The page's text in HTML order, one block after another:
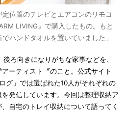
定位置のテレビとエアコンのリモコ
LIVING』で購入したもの。もと
ハンドタオルを置いていました」
ろ向きになりがちな家事などを、
ーティスト〞のこと。公式サイト
グ」では選ばれた10人がそれぞれの
発信しています。今回は整理収納ア
自宅のトレイ収納について語ってく